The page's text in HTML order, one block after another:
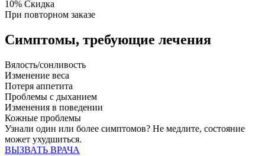
10% Скидка
При повторном заказе
Симптомы, требующие лечения
Вялость/сонливость
Изменение веса
Потеря аппетита
Проблемы с дыханием
Изменения в поведении
Кожные проблемы
Узнали один или более симптомов? Не медлите, состояние
может ухудшиться.
ВЫЗВАТЬ ВРАЧА